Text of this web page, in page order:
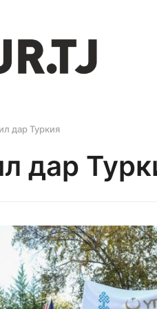
дар Туркия
дар